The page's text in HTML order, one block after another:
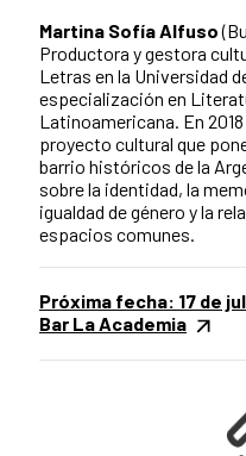
Martina Sofía Alfuso
Productora y gestora
Letras en la Universidad
especialización en
Latinoamericana. En
proyecto cultural que
barrio históricos de la
sobre la identidad, la
igualdad de género y la
espacios comunes.
Próxima fecha: 17 de
Bar La Academia